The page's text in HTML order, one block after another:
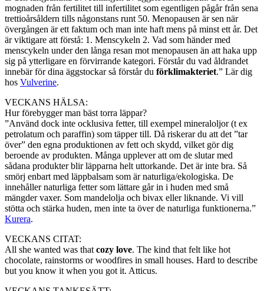
mognaden från fertilitet till infertilitet som egentligen pågår från sena
trettioårsåldern tills någonstans runt 50. Menopausen är sen när
övergången är ett faktum och man inte haft mens på minst ett år. Det
är viktigare att förstå: 1. Menscykeln 2. Vad som händer med
menscykeln under den långa resan mot menopausen än att haka upp
sig på ytterligare en förvirrande kategori. Förstår du vad åldrandet
innebär för dina äggstockar så förstår du förklimakteriet.” Lär dig
hos Vulverine.
VECKANS HÄLSA:
Hur förebygger man bäst torra läppar?
”Använd dock inte ocklusiva fetter, till exempel mineraloljor (t ex
petrolatum och paraffin) som täpper till. Då riskerar du att det ”tar
över” den egna produktionen av fett och skydd, vilket gör dig
beroende av produkten. Många upplever att om de slutar med
sådana produkter blir läpparna helt uttorkande. Det är inte bra. Så
smörj enbart med läppbalsam som är naturliga/ekologiska. De
innehåller naturliga fetter som lättare går in i huden med små
mängder vaxer. Som mandelolja och bivax eller liknande. Vi vill
stötta och stärka huden, men inte ta över de naturliga funktionerna.”
Kurera.
VECKANS CITAT:
All she wanted was that cozy love. The kind that felt like hot
chocolate, rainstorms or woodfires in small houses. Hard to describe
but you know it when you got it. Atticus.